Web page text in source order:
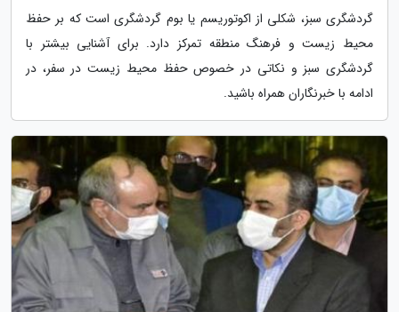
گردشگری سبز، شکلی از اکوتوریسم یا بوم گردشگری است که بر حفظ
محیط زیست و فرهنگ منطقه تمرکز دارد. برای آشنایی بیشتر با
گردشگری سبز و نکاتی در خصوص حفظ محیط زیست در سفر، در
ادامه با خبرنگاران همراه باشید.